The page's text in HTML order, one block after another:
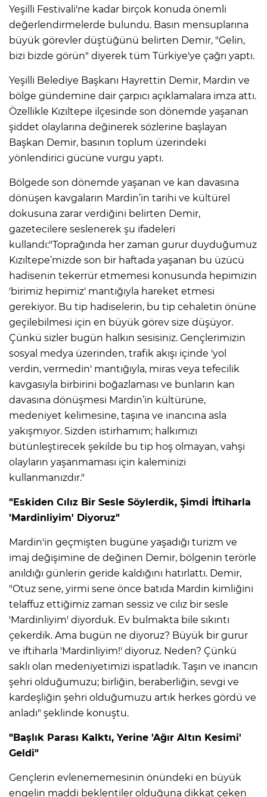
Yeşilli Festivali'ne kadar birçok konuda önemli
değerlendirmelerde bulundu. Basın mensuplarına
büyük görevler düştüğünü belirten Demir, "Gelin,
bizi bizde görün" diyerek tüm Türkiye'ye çağrı yaptı.
Yeşilli Belediye Başkanı Hayrettin Demir, Mardin ve
bölge gündemine dair çarpıcı açıklamalara imza attı.
Özellikle Kızıltepe ilçesinde son dönemde yaşanan
şiddet olaylarına değinerek sözlerine başlayan
Başkan Demir, basının toplum üzerindeki
yönlendirici gücüne vurgu yaptı.
Bölgede son dönemde yaşanan ve kan davasına
dönüşen kavgaların Mardin’in tarihi ve kültürel
dokusuna zarar verdiğini belirten Demir,
gazetecilere seslenerek şu ifadeleri
kullandı:"Toprağında her zaman gurur duyduğumuz
Kızıltepe’mizde son bir haftada yaşanan bu üzücü
hadisenin tekerrür etmemesi konusunda hepimizin
'birimiz hepimiz' mantığıyla hareket etmesi
gerekiyor. Bu tip hadiselerin, bu tip cehaletin önüne
geçilebilmesi için en büyük görev size düşüyor.
Çünkü sizler bugün halkın sesisiniz. Gençlerimizin
sosyal medya üzerinden, trafik akışı içinde 'yol
verdin, vermedin' mantığıyla, miras veya tefecilik
kavgasıyla birbirini boğazlaması ve bunların kan
davasına dönüşmesi Mardin’in kültürüne,
medeniyet kelimesine, taşına ve inancına asla
yakışmıyor. Sizden istirhamım; halkımızı
bütünleştirecek şekilde bu tip hoş olmayan, vahşi
olayların yaşanmaması için kaleminizi
kullanmanızdır."
"Eskiden Cılız Bir Sesle Söylerdik, Şimdi İftiharla
'Mardinliyim' Diyoruz"
Mardin'in geçmişten bugüne yaşadığı turizm ve
imaj değişimine de değinen Demir, bölgenin terörle
anıldığı günlerin geride kaldığını hatırlattı. Demir,
"Otuz sene, yirmi sene önce batıda Mardin kimliğini
telaffuz ettiğimiz zaman sessiz ve cılız bir sesle
'Mardinliyim' diyorduk. Ev bulmakta bile sıkıntı
çekerdik. Ama bugün ne diyoruz? Büyük bir gurur
ve iftiharla 'Mardinliyim!' diyoruz. Neden? Çünkü
saklı olan medeniyetimizi ispatladık. Taşın ve inancın
şehri olduğumuzu; birliğin, beraberliğin, sevgi ve
kardeşliğin şehri olduğumuzu artık herkes gördü ve
anladı" şeklinde konuştu.
"Başlık Parası Kalktı, Yerine 'Ağır Altın Kesimi'
Geldi"
Gençlerin evlenememesinin önündeki en büyük
engelin maddi beklentiler olduğuna dikkat çeken